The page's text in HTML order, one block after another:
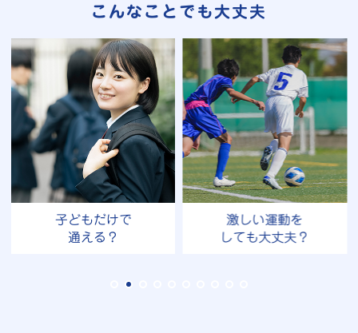
こんなことでも大丈夫
子どもだけで
通える？
激しい運動を
しても大丈夫？